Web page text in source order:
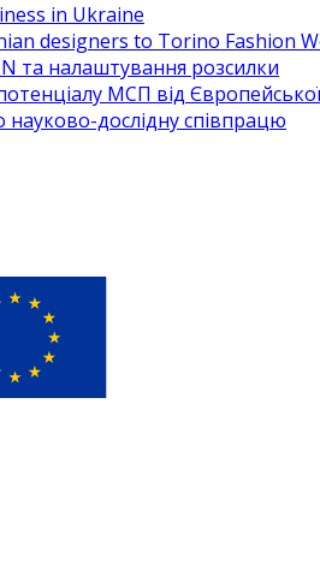
in Ukraine
designers to Torino Fashion
та налаштування розсилки
МСП від
дослідну співпрацю